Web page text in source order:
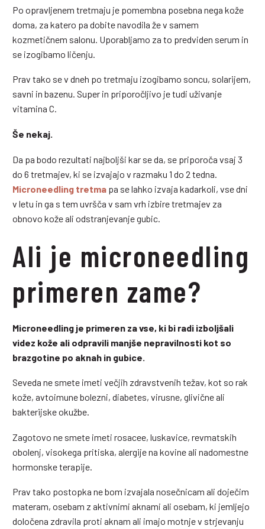
Po opravljenem tretmaju je pomembna posebna nega kože
doma, za katero pa dobite navodila že v samem
kozmetičnem salonu. Uporabljamo za to predviden serum in
se izogibamo ličenju.
Prav tako se v dneh po tretmaju izogibamo soncu, solarijem,
savni in bazenu. Super in priporočljivo je tudi uživanje
vitamina C.
Še nekaj.
Da pa bodo rezultati najboljši kar se da, se priporoča vsaj 3
do 6 tretmajev, ki se izvajajo v razmaku 1 do 2 tedna.
Microneedling tretma pa se lahko izvaja kadarkoli, vse dni
v letu in ga s tem uvršča v sam vrh izbire tretmajev za
obnovo kože ali odstranjevanje gubic.
Ali je microneedling
primeren zame?
Microneedling je primeren za vse, ki bi radi izboljšali
videz kože ali odpravili manjše nepravilnosti kot so
brazgotine po aknah in gubice.
Seveda ne smete imeti večjih zdravstvenih težav, kot so rak
kože, avtoimune bolezni, diabetes, virusne, glivične ali
bakterijske okužbe.
Zagotovo ne smete imeti rosacee, luskavice, revmatskih
obolenj, visokega pritiska, alergije na kovine ali nadomestne
hormonske terapije.
Prav tako postopka ne bom izvajala nosečnicam ali doječim
materam, osebam z aktivnimi aknami ali osebam, ki jemljejo
določena zdravila proti aknam ali imajo motnje v strjevanju